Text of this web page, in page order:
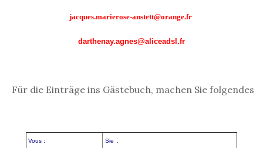
jacques.marierose-anstett@orange.fr
darthenay.agnes@aliceadsl.fr
Für die Einträge ins Gästebuch, machen Sie folgendes
Vous : Sie :